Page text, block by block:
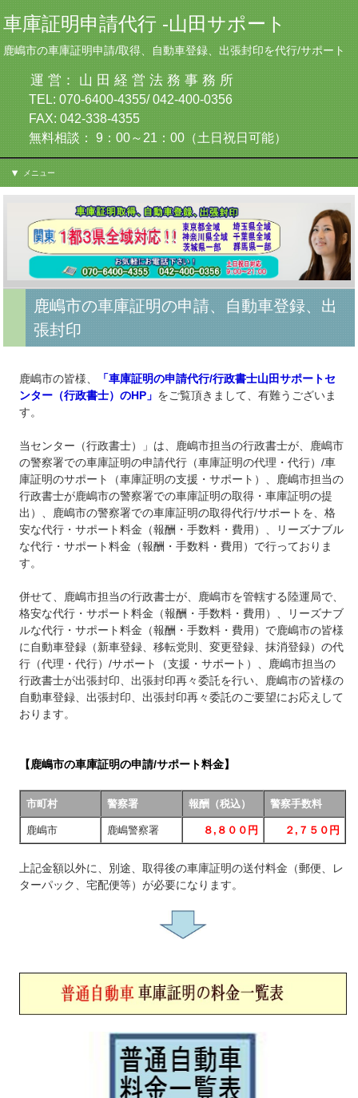
車庫証明申請代行 -山田サポート
鹿嶋市の車庫証明申請/取得、自動車登録、出張封印を代行/サポート
運 営： 山 田 経 営 法 務 事 務 所
TEL: 070-6400-4355/ 042-400-0356
FAX: 042-338-4355
無料相談： 9：00～21：00（土日祝日可能）
メニュー
鹿嶋市の車庫証明の申請、自動車登録、出
張封印
鹿嶋市の皆様、
「車庫証明の申請代行/行政書士山田サポートセ
ンター（行政書士）のHP」 をご覧頂きまして、有難うございま
す。
当センター（行政書士）」は、鹿嶋市担当の行政書士が、鹿嶋市
の警察署での車庫証明の申請代行（車庫証明の代理・代行）/車
庫証明のサポート（車庫証明の支援・サポート）、鹿嶋市担当の
行政書士が鹿嶋市の警察署での車庫証明の取得・車庫証明の提
出）、鹿嶋市の警察署での車庫証明の取得代行/サポートを、格
安な代行・サポート料金（報酬・手数料・費用）、リーズナブル
な代行・サポート料金（報酬・手数料・費用）で行っておりま
す。
併せて、鹿嶋市担当の行政書士が、鹿嶋市を管轄する陸運局で、
格安な代行・サポート料金（報酬・手数料・費用）、リーズナブ
ルな代行・サポート料金（報酬・手数料・費用）で鹿嶋市の皆様
に自動車登録（新車登録、移転党則、変更登録、抹消登録）の代
行（代理・代行）/サポート（支援・サポート）、鹿嶋市担当の
行政書士が出張封印、出張封印再々委託を行い、鹿嶋市の皆様の
自動車登録、出張封印、出張封印再々委託のご要望にお応えして
おります。
【鹿嶋市の車庫証明の申請/サポート料金】
市町村 警察署 報酬（税込） 警察手数料
鹿嶋市 鹿嶋警察署 ８,８００円 ２,７５０円
上記金額以外に、別途、取得後の車庫証明の送付料金（郵便、レ
ターパック、宅配便等）が必要になります。